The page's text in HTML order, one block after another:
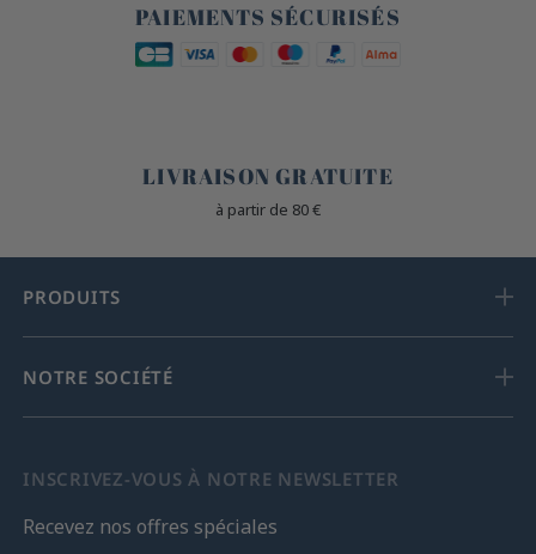
PAIEMENTS SÉCURISÉS
LIVRAISON GRATUITE
à partir de 80 €
PRODUITS
NOTRE SOCIÉTÉ
INSCRIVEZ-VOUS À NOTRE NEWSLETTER
Recevez nos offres spéciales